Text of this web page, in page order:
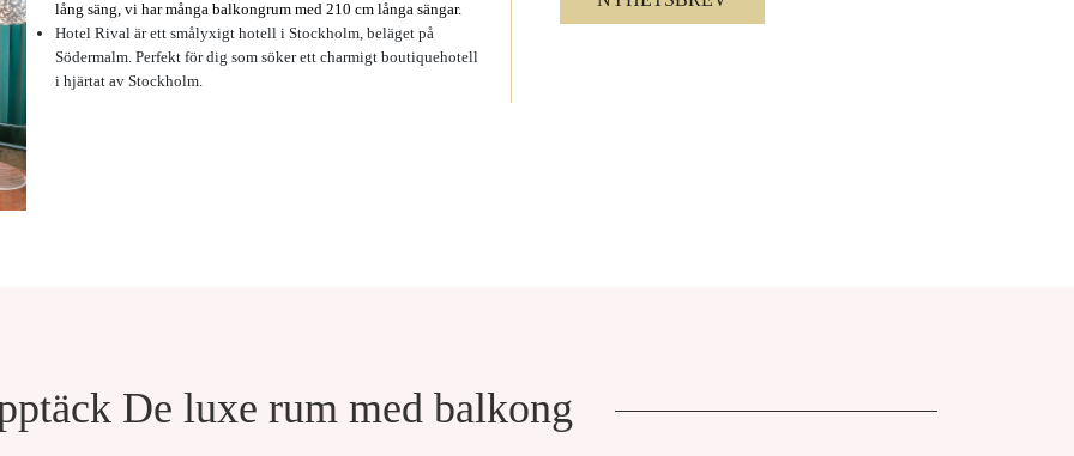
lång säng, vi har många balkongrum med 210 cm långa sängar.
Hotel Rival är ett smålyxigt hotell i Stockholm, beläget på
Södermalm. Perfekt för dig som söker ett charmigt boutiquehotell
i hjärtat av Stockholm.
De luxe rum med balkong